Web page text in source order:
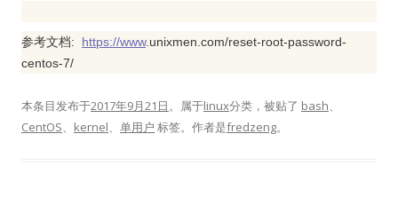
参考文档: https://www.unixmen.com/reset-root-password-
centos-7/
本条目发布于2017年9月21日。属于linux分类，被贴了 bash、
CentOS、 kernel、 单用户 标签。 作者是fredzeng。